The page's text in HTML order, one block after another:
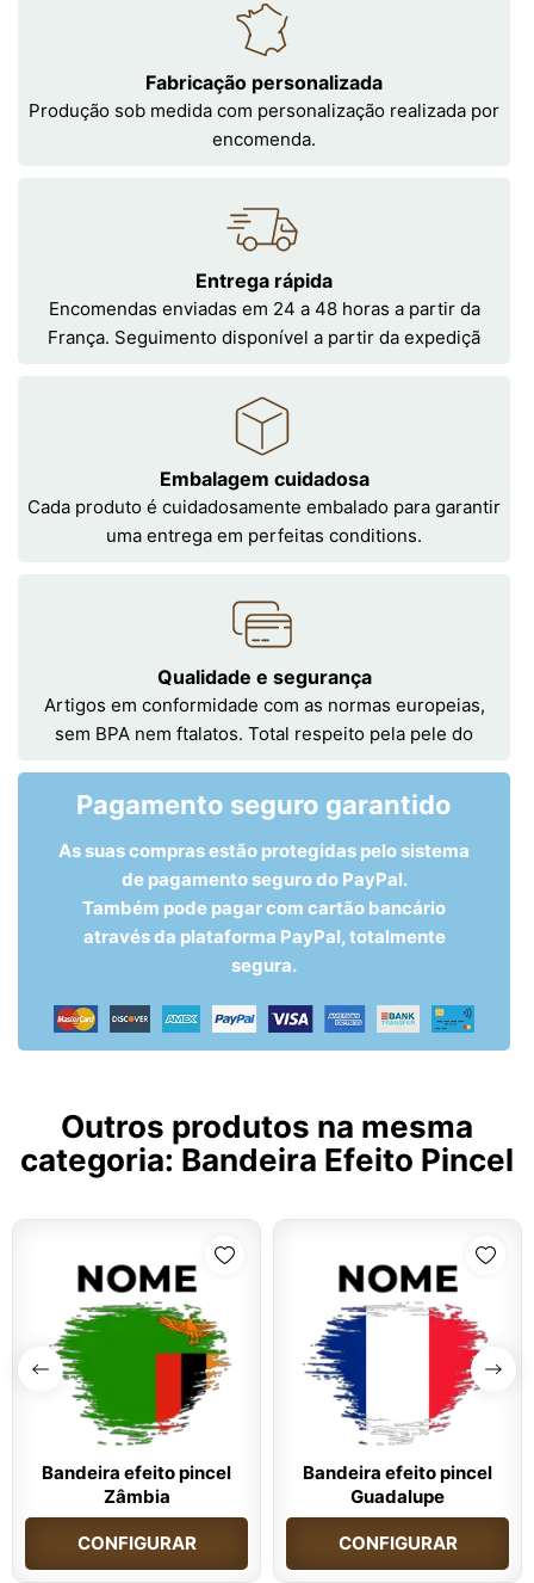
Fabricação personalizada
Produção sob medida com personalização realizada por
encomenda.
Entrega rápida
Encomendas enviadas em 24 a 48 horas a partir da
França. Seguimento disponível a partir da expediçã
Embalagem cuidadosa
Cada produto é cuidadosamente embalado para garantir
uma entrega em perfeitas conditions.
Qualidade e segurança
Artigos em conformidade com as normas europeias,
sem BPA nem ftalatos. Total respeito pela pele do
Pagamento seguro garantido
As suas compras estão protegidas pelo sistema
de pagamento seguro do PayPal.
Também pode pagar com cartão bancário
através da plataforma PayPal, totalmente
segura.
Outros produtos na mesma
categoria: Bandeira Efeito Pincel
Bandeira efeito pincel
Zâmbia
CONFIGURAR
Bandeira efeito pincel
Guadalupe
CONFIGURAR